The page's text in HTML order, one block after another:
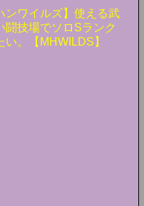
ンワイルズ】使える武
闘技場でソロSランク
い。【MHWILDS】